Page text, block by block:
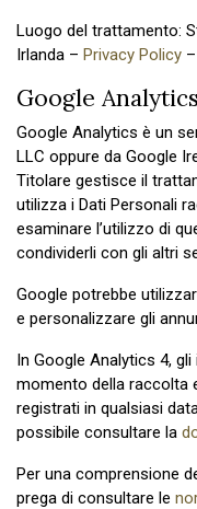
Luogo del trattamento:
Irlanda – Privacy Policy –
Google
Google Analytics è un
LLC oppure da Google
Titolare gestisce il
utilizza i Dati Personali
esaminare l’utilizzo di
condividerli con gli altri
Google potrebbe
e personalizzare gli
In Google Analytics 4,
momento della raccolta
registrati in qualsiasi
possibile consultare la
Per una comprensione
prega di consultare le